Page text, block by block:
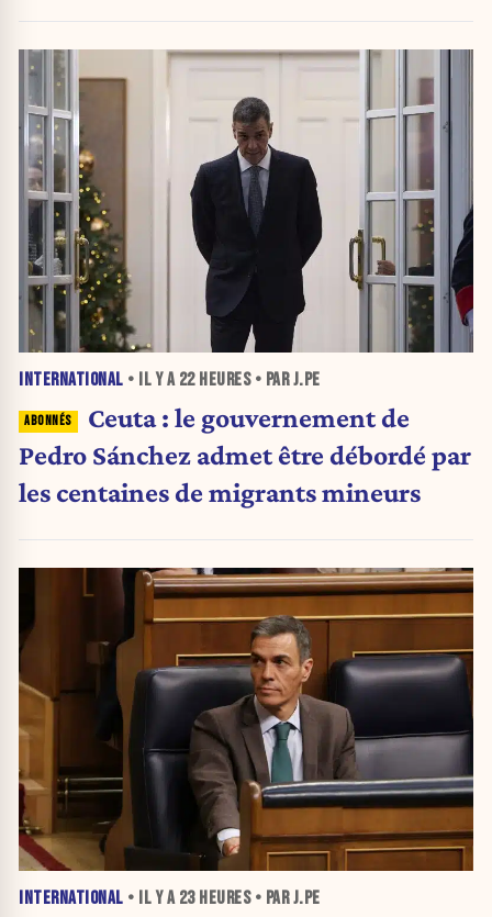
INTERNATIONAL • IL Y A 22 HEURES• PAR J.PE
Ceuta : le gouvernement de
Pedro Sánchez admet être débordé par
les centaines de migrants mineurs
INTERNATIONAL • IL Y A 23 HEURES• PAR J.PE